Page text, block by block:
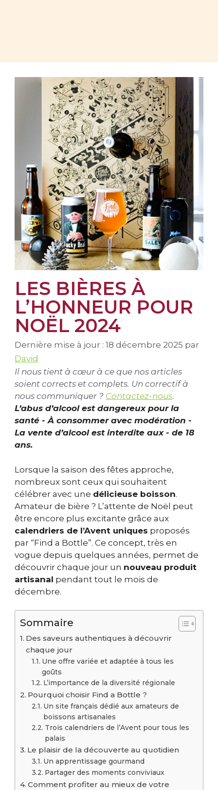
LES BIÈRES À
L’HONNEUR POUR
NOËL 2024
Dernière mise à jour : 18 décembre 2025 par
David
Il nous tient à cœur à ce que nos articles
soient corrects et complets. Un correctif à
nous communiquer ? Contactez-nous.
L’abus d’alcool est dangereux pour la
santé - À consommer avec modération -
La vente d’alcool est interdite aux - de 18
ans.
Lorsque la saison des fêtes approche,
nombreux sont ceux qui souhaitent
célébrer avec une délicieuse boisson.
Amateur de bière ? L’attente de Noël peut
être encore plus excitante grâce aux
calendriers de l’Avent uniques proposés
par “Find a Bottle”. Ce concept, très en
vogue depuis quelques années, permet de
découvrir chaque jour un nouveau produit
artisanal pendant tout le mois de
décembre.
Sommaire
Des saveurs authentiques à découvrir
chaque jour
Une offre variée et adaptée à tous les
goûts
L’importance de la diversité régionale
Pourquoi choisir Find a Bottle ?
Un site français dédié aux amateurs de
boissons artisanales
Trois calendriers de l’Avent pour tous les
palais
Le plaisir de la découverte au quotidien
Un apprentissage gourmand
Partager des moments conviviaux
Comment profiter au mieux de votre